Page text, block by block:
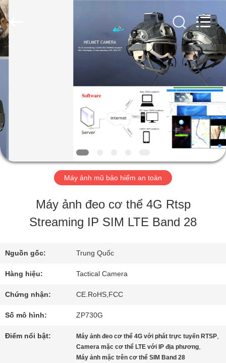
NHÀ
PHẨM
VIDEO
CHƯƠNG
TRÌNH
VỀ
CHÚNG
TÔI
©
2018
-
2026
Shenzhen
Ouxiang
Co.,
Máy ảnh mũ bảo hiểm an toàn
Máy ảnh đeo cơ thể 4G Rtsp
Streaming IP SIM LTE Band 28
Nguồn gốc: Trung Quốc
Hàng hiệu: Tactical Camera
Chứng nhận: CE.RoHS,FCC
Số mô hình: ZP730G
Điểm nổi bật: Máy ảnh đeo cơ thể 4G với phát trực tuyến RTSP,
Camera mặc cơ thể LTE với IP địa phương,
Máy ảnh mặc trên cơ thể SIM Band 28